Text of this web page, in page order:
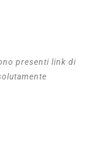
presenti link di